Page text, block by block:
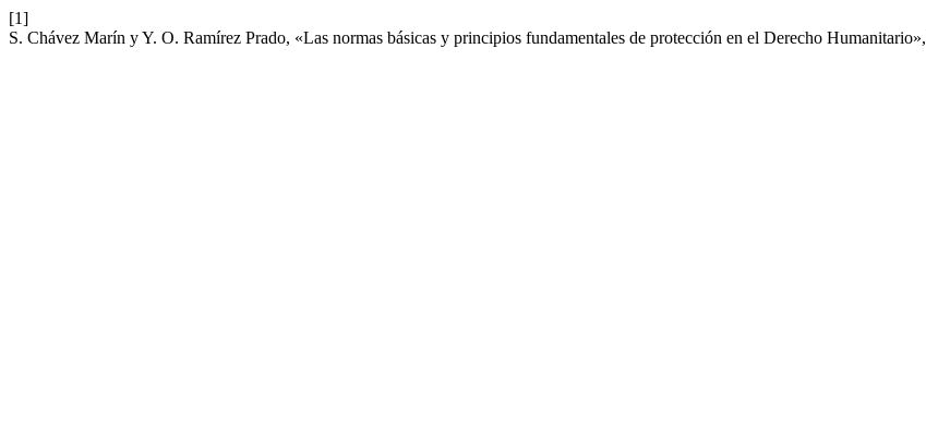
[1]
S. Chávez Marín y Y. O. Ramírez Prado, «Las normas básicas y principios fundamentales de protección en el Derecho Humanitario»,